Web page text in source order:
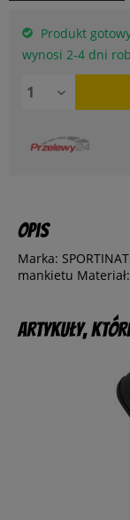
Produkt
wynosi 2-4 dni
Opis
Marka:
mankietu
Artykuły,